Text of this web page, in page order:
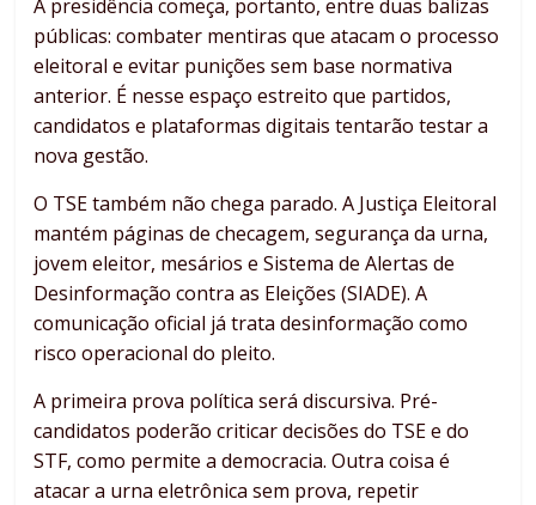
A presidência começa, portanto, entre duas balizas
públicas: combater mentiras que atacam o processo
eleitoral e evitar punições sem base normativa
anterior. É nesse espaço estreito que partidos,
candidatos e plataformas digitais tentarão testar a
nova gestão.
O TSE também não chega parado. A Justiça Eleitoral
mantém páginas de checagem, segurança da urna,
jovem eleitor, mesários e Sistema de Alertas de
Desinformação contra as Eleições (SIADE). A
comunicação oficial já trata desinformação como
risco operacional do pleito.
A primeira prova política será discursiva. Pré-
candidatos poderão criticar decisões do TSE e do
STF, como permite a democracia. Outra coisa é
atacar a urna eletrônica sem prova, repetir